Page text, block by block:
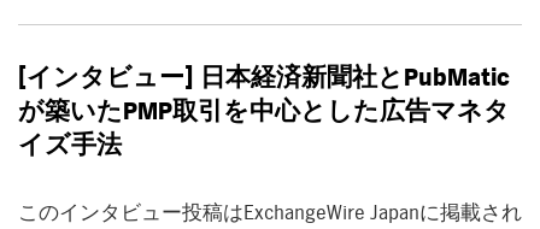
[インタビュー] 日本経済新聞社と PubMatic
が築いたPMP取引を中心とした広告マネタ
イズ手法
このインタビュー投稿はExchangeWire Japanに掲載され